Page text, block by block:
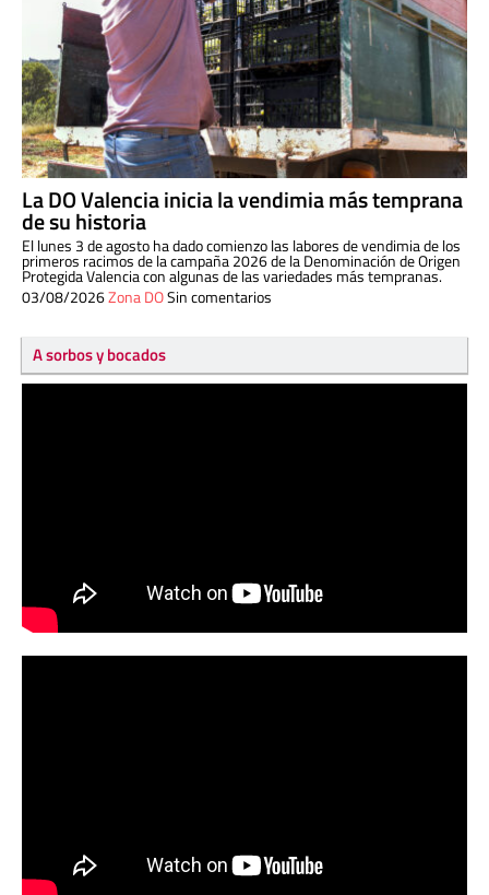
La DO Valencia inicia la vendimia más temprana
de su historia
El lunes 3 de agosto ha dado comienzo las labores de vendimia de los
primeros racimos de la campaña 2026 de la Denominación de Origen
Protegida Valencia con algunas de las variedades más tempranas.
03/08/2026Zona DOSin comentarios
A sorbos y bocados